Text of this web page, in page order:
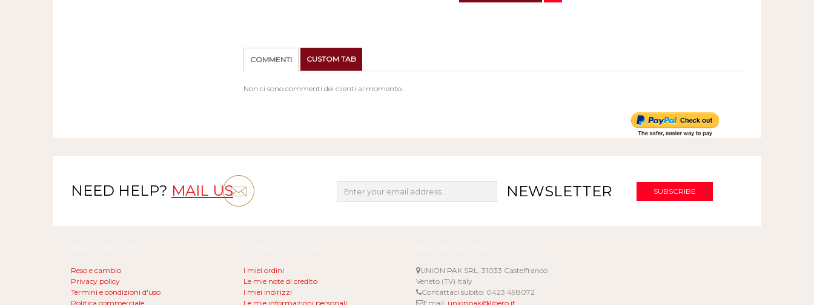
COMMENTI CUSTOM TAB
Non ci sono commenti dei clienti al momento.
NEED HELP? MAIL US NEWSLETTER
Reso e cambio
Privacy policy
Termini e condizioni d'uso
Politica commerciale
I miei ordini
Le mie note di credito
I miei indirizzi
Le mie informazioni personali
UNION PAK SRL, 31033 Castelfranco
Veneto (TV) Italy
Contattaci subito: 0423 498072
Email: unionpak@libero.it